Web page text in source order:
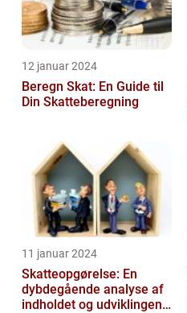
12 januar 2024
Beregn Skat: En Guide til
Din Skatteberegning
11 januar 2024
Skatteopgørelse: En
dybdegående analyse af
indholdet og udviklingen